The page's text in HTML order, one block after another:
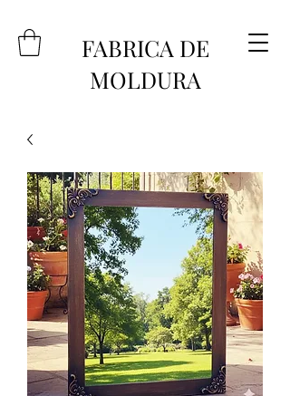
FABRICA DE
MOLDURA